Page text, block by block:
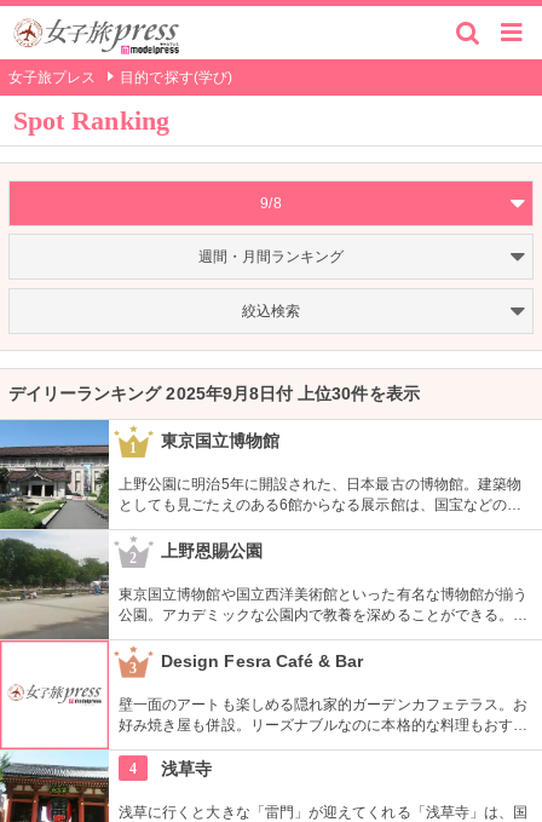
女子旅プレス 目的で探す(学び)
Spot Ranking
9/8
週間・月間ランキング
絞込検索
デイリーランキング 2025年9月8日付 上位30件を表示
1 東京国立博物館
上野公園に明治5年に開設された、日本最古の博物館。建築物
としても見ごたえのある6館からなる展示館は、国宝などの歴
史資料や日本やアジアの美術品など約11万点が所蔵されていま
す。オリジナルグッズを販売するミュージアムショップや食事
もできるカフェなども併設されています。
2 上野恩賜公園
東京国立博物館や国立西洋美術館といった有名な博物館が揃う
公園。アカデミックな公園内で教養を深めることができる。ま
た、不忍池や犬を連れた西郷隆盛像も有名。
3
Design Fesra Café & Bar
壁一面のアートも楽しめる隠れ家的ガーデンカフェテラス。お
好み焼き屋も併設。リーズナブルなのに本格的な料理もおすす
め。
4
浅草寺
浅草に行くと大きな「雷門」が迎えてくれる「浅草寺」は、国